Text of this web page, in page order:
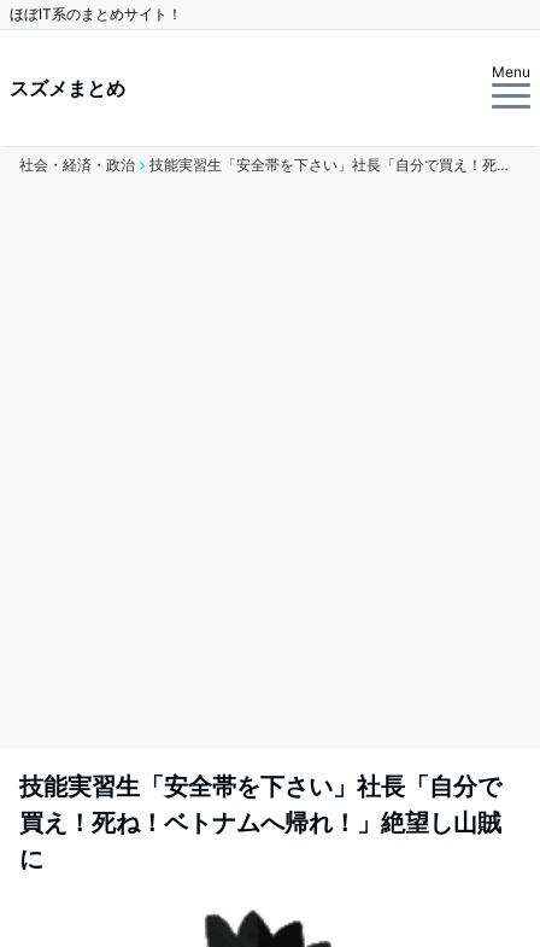
ほぼIT系のまとめサイト！
スズメまとめ
Menu
社会・経済・政治 技能実習生「安全帯を下さい」社長「自分で買え！死ね！ベトナムへ帰れ！」絶望し山賊に
技能実習生「安全帯を下さい」社長「自分で
買え！死ね！ベトナムへ帰れ！」絶望し山賊
に